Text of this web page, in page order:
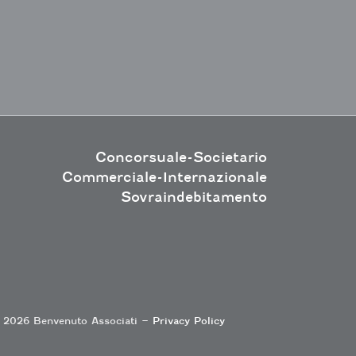
Concorsuale-Societario
Commerciale-Internazionale
Sovraindebitamento
Benvenuto Associati – Privacy Policy